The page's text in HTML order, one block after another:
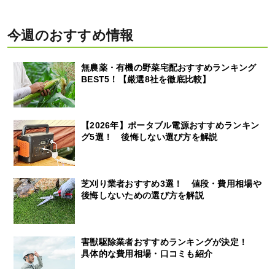
今週のおすすめ情報
無農薬・有機の野菜宅配おすすめランキング
BEST5！【厳選8社を徹底比較】
【2026年】ポータブル電源おすすめランキン
グ5選！ 後悔しない選び方を解説
芝刈り業者おすすめ3選！ 値段・費用相場や
後悔しないための選び方を解説
害獣駆除業者おすすめランキングが決定！
具体的な費用相場・口コミも紹介